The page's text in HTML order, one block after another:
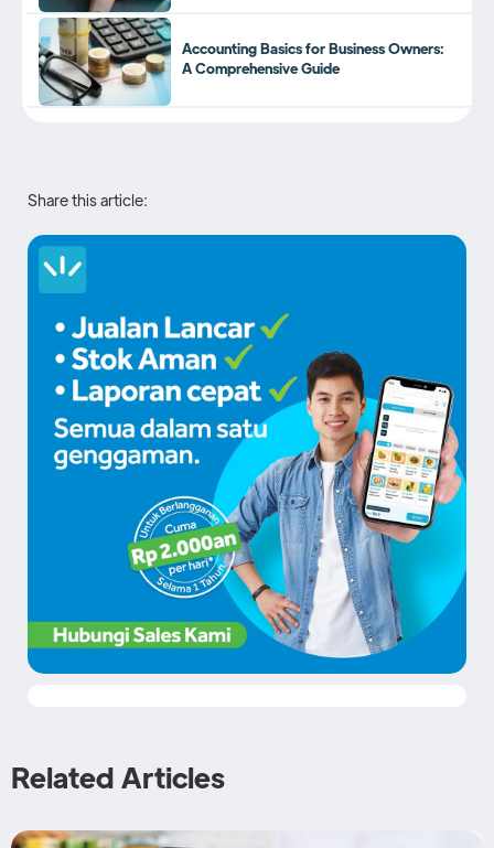
Accounting Basics for Business Owners:
A Comprehensive Guide
Share this article:
Related Articles